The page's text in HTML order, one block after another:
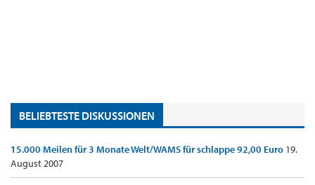
BELIEBTESTE DISKUSSIONEN
15.000 Meilen für 3 Monate Welt/WAMS für schlappe 92,00 Euro 19.
August 2007